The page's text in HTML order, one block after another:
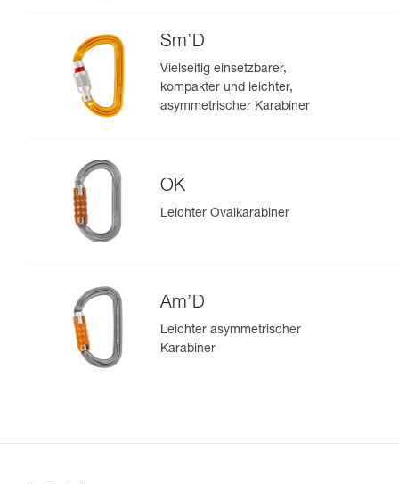
Sm’D
Vielseitig einsetzbarer,
kompakter und leichter,
asymmetrischer Karabiner
OK
Leichter Ovalkarabiner
Am’D
Leichter asymmetrischer
Karabiner